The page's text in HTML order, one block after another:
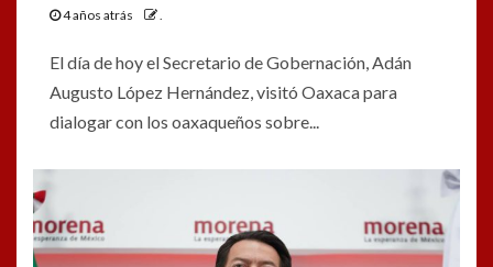
4 años atrás .
El día de hoy el Secretario de Gobernación, Adán
Augusto López Hernández, visitó Oaxaca para
dialogar con los oaxaqueños sobre...